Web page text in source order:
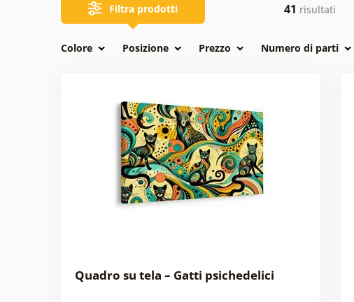
Filtra prodotti 41 risultati
Colore Posizione Prezzo Numero di parti
Quadro su tela – Gatti psichedelici